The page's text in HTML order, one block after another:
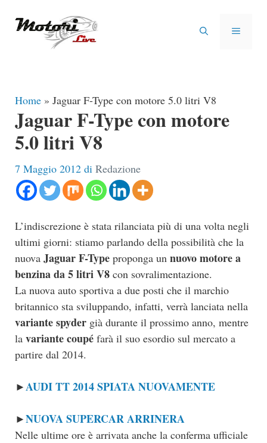
MENU
Home » Jaguar F-Type con motore 5.0 litri V8
Jaguar F-Type con motore
5.0 litri V8
7 Maggio 2012 di Redazione
L’indiscrezione è stata rilanciata più di una volta negli
ultimi giorni: stiamo parlando della possibilità che la
nuova Jaguar F-Type proponga un nuovo motore a
benzina da 5 litri V8 con sovralimentazione.
La nuova auto sportiva a due posti che il marchio
britannico sta sviluppando, infatti, verrà lanciata nella
variante spyder già durante il prossimo anno, mentre
la variante coupé farà il suo esordio sul mercato a
partire dal 2014.
►AUDI TT 2014 SPIATA NUOVAMENTE
►NUOVA SUPERCAR ARRINERA
Nelle ultime ore è arrivata anche la conferma ufficiale